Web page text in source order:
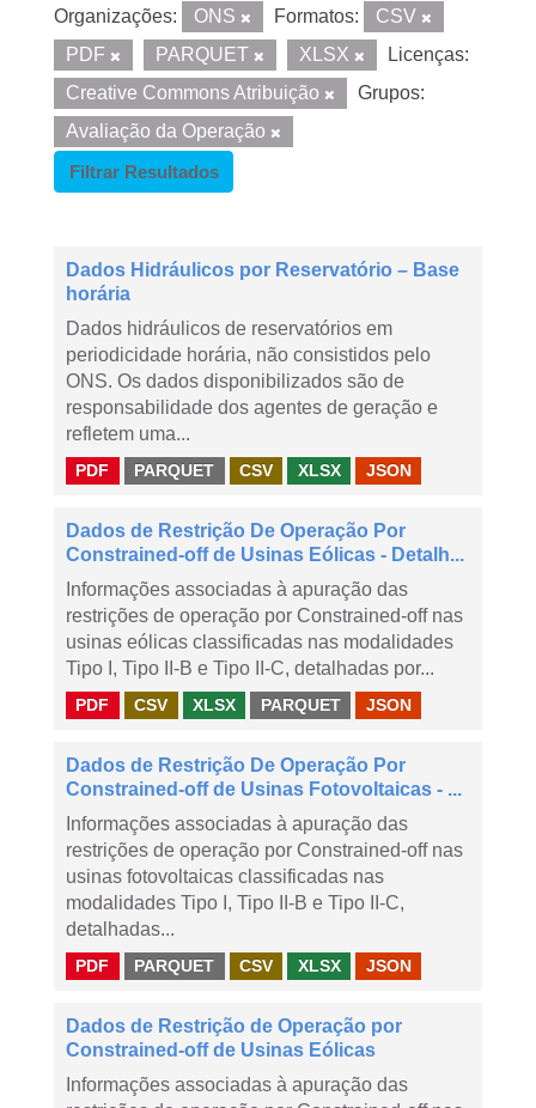
Organizações: ONS Formatos:
CSV
PDF
PARQUET XLSX
Licenças:
Creative Commons Atribuição
Grupos:
Avaliação da Operação
Filtrar Resultados
Dados Hidráulicos por Reservatório – Base
horária
Dados hidráulicos de reservatórios em
periodicidade horária, não consistidos pelo
ONS. Os dados disponibilizados são de
responsabilidade dos agentes de geração e
refletem uma...
PDF PARQUET CSV XLSX JSON
Dados de Restrição De Operação Por
Constrained-off de Usinas Eólicas - Detalh...
Informações associadas à apuração das
restrições de operação por Constrained-off nas
usinas eólicas classificadas nas modalidades
Tipo I, Tipo II-B e Tipo II-C, detalhadas por...
PDF CSV XLSX PARQUET JSON
Dados de Restrição De Operação Por
Constrained-off de Usinas Fotovoltaicas - ...
Informações associadas à apuração das
restrições de operação por Constrained-off nas
usinas fotovoltaicas classificadas nas
modalidades Tipo I, Tipo II-B e Tipo II-C,
detalhadas...
PDF PARQUET CSV XLSX JSON
Dados de Restrição de Operação por
Constrained-off de Usinas Eólicas
Informações associadas à apuração das